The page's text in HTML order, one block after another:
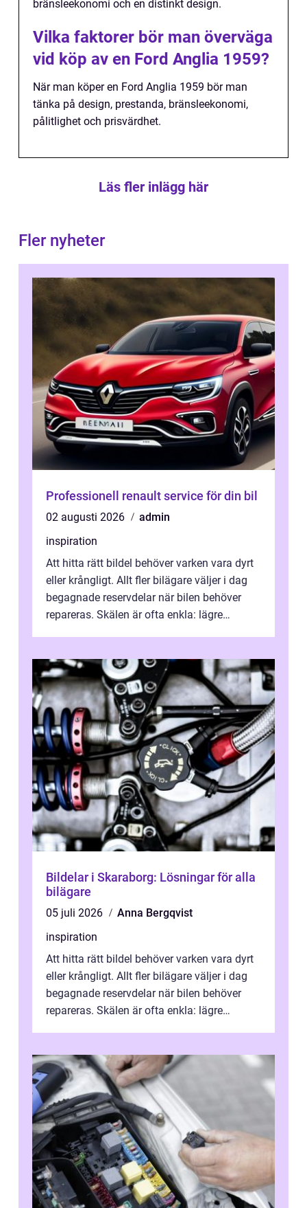
bränsleekonomi och en distinkt design.
Vilka faktorer bör man överväga
vid köp av en Ford Anglia 1959?
När man köper en Ford Anglia 1959 bör man
tänka på design, prestanda, bränsleekonomi,
pålitlighet och prisvärdhet.
Läs fler inlägg här
Fler nyheter
Professionell renault service för din bil
02 augusti 2026
admin
inspiration
Att hitta rätt bildel behöver varken vara dyrt
eller krångligt. Allt fler bilägare väljer i dag
begagnade reservdelar när bilen behöver
repareras. Skälen är ofta enkla: lägre
Bildelar i Skaraborg: Lösningar för alla
bilägare
05 juli 2026
Anna Bergqvist
inspiration
Att hitta rätt bildel behöver varken vara dyrt
eller krångligt. Allt fler bilägare väljer i dag
begagnade reservdelar när bilen behöver
repareras. Skälen är ofta enkla: lägre